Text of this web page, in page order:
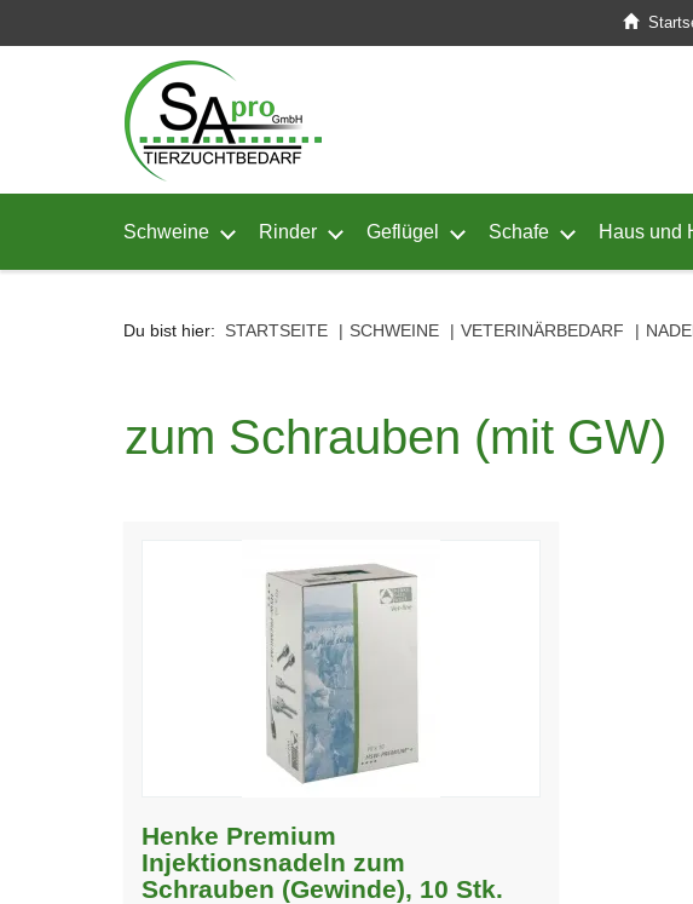
Schweine Untermenü von Schweine öffnen
Rinder Untermenü von Rinder öffnen
Geflügel Untermenü von Geflügel
Schafe Untermenü
Haus und
Du bist hier: STARTSEITE SCHWEINE VETERINÄRBEDARF
zum Schrauben (mit GW)
Henke Premium
Injektionsnadeln zum
Schrauben (Gewinde), 10 Stk.